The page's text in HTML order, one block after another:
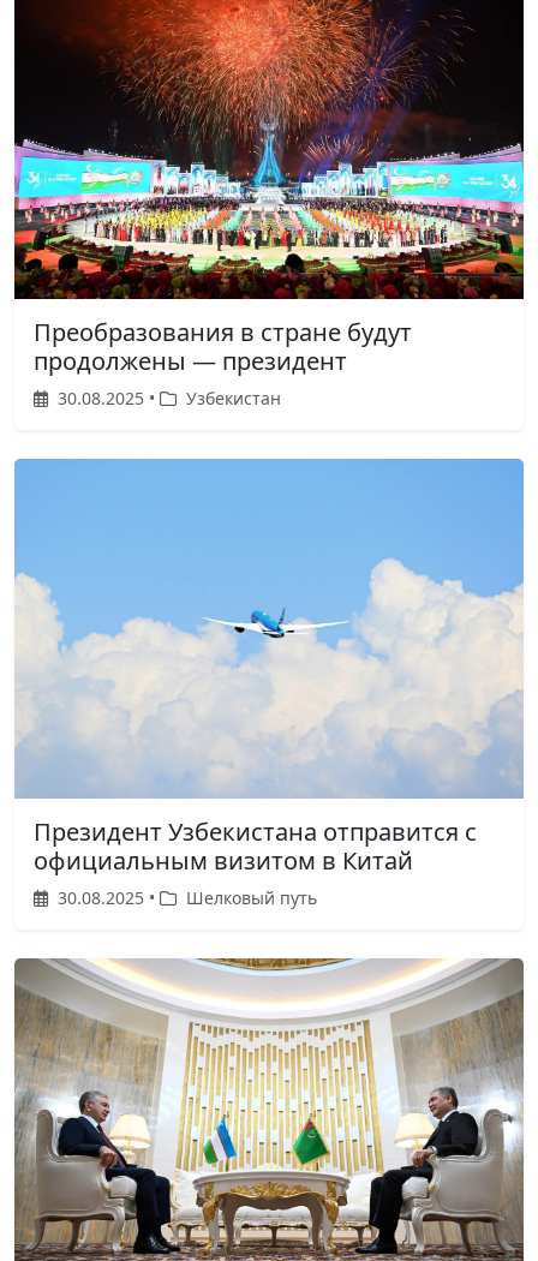
Преобразования в стране будут
продолжены — президент
30.08.2025 • Узбекистан
Президент Узбекистана отправится с
официальным визитом в Китай
30.08.2025 • Шелковый путь